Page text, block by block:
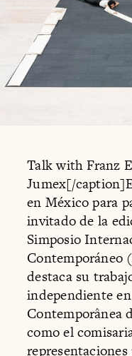
Talk with Franz
Jumex[/
en México para
invitado de la
Simposio
Contemporáneo
destaca su
independiente
Contemporânea
como el
representaciones